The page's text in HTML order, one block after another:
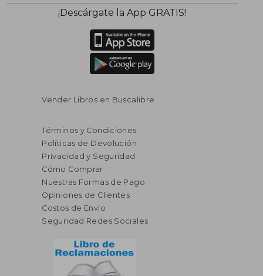
¡Descárgate la App GRATIS!
Vender Libros en Buscalibre
Términos y Condiciones
Políticas de Devolución
Privacidad y Seguridad
Cómo Comprar
Nuestras Formas de Pago
Opiniones de Clientes
Costos de Envío
Seguridad Redes Sociales